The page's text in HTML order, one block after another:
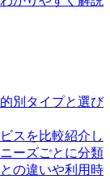
別タイプと選び
スを比較紹介し
ーズごとに分類
の違いや利用時